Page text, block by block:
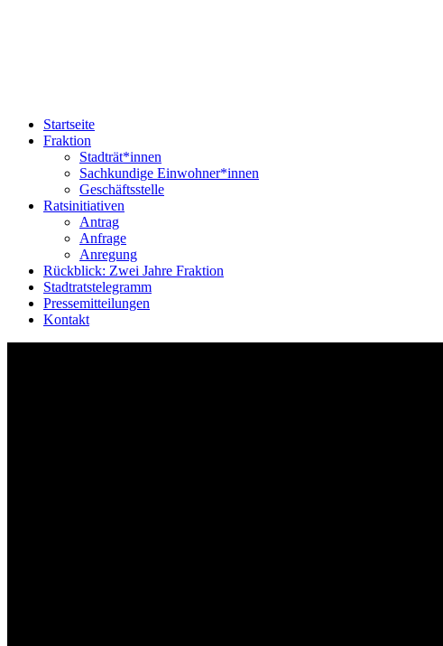
Startseite
Fraktion
Stadträt*innen
Sachkundige Einwohner*innen
Geschäftsstelle
Ratsinitiativen
Antrag
Anfrage
Anregung
Rückblick: Zwei Jahre Fraktion
Stadtratstelegramm
Pressemitteilungen
Kontakt